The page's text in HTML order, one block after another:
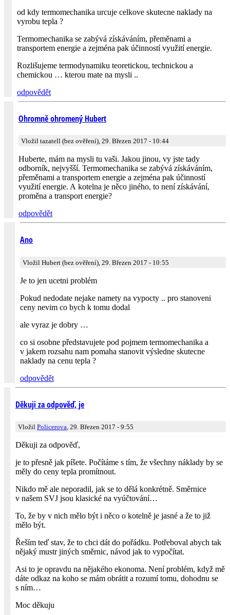
od kdy termomechanika urcuje celkove skutecne naklady na
vyrobu tepla ?
Termomechanika se zabývá získáváním, přeměnami a
transportem energie a zejména pak účinností využití energie.
Rozlišujeme termodynamiku teoretickou, technickou a
chemickou … kterou mate na mysli ..
odpovědět
Ohromně ohromený Hubert
Vložil tazatell (bez ověření), 29. Březen 2017 - 10:44
Huberte, mám na mysli tu vaši. Jakou jinou, vy jste tady
odborník, nejvyšší. Termomechanika se zabývá získáváním,
přeměnami a transportem energie a zejména pak účinností
využití energie. A kotelna je něco jiného, to není získávání,
proměna a transport energie?
odpovědět
Ano
Vložil Hubert (bez ověření), 29. Březen 2017 - 10:55
Je to jen ucetni problém
Pokud nedodate nejake namety na vypocty .. pro stanoveni
ceny nevim co bych k tomu dodal
ale vyraz je dobry …
co si osobne představujete pod pojmem termomechanika a
v jakem rozsahu nam pomaha stanovit výsledne skutecne
naklady na cenu tepla ?
odpovědět
Děkuji za odpověď, je
Vložil Policerova, 29. Březen 2017 - 9:55
Děkuji za odpověď,
je to přesně jak píšete. Počítáme s tím, že všechny náklady by se
měly do ceny tepla promítnout.
Nikdo mě ale neporadil, jak se to dělá konkrétně. Směrnice
v našem SVJ jsou klasické na vyúčtování…
To, že by v nich mělo být i něco o kotelně je jasné a že to již
mělo být.
Řeším teď stav, že to chci dát do pořádku. Potřeboval abych tak
nějaký mustr jiných směrnic, návod jak to vypočítat.
Asi to je opravdu na nějakého ekonoma. Není problém, když mě
dáte odkaz na koho se mám obrátit a rozumí tomu, dohodnu se
s ním…
Moc děkuju